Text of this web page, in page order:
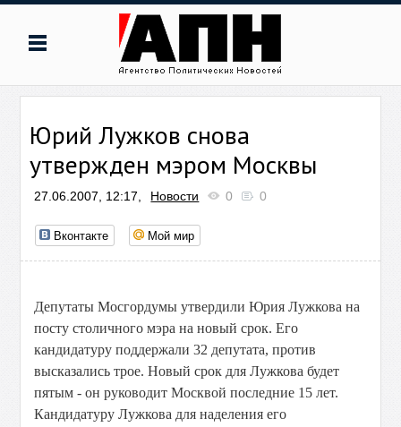
Юрий Лужков снова
утвержден мэром Москвы
27.06.2007, 12:17, Новости 0 0
Вконтакте Мой мир
Депутаты Мосгордумы утвердили Юрия Лужкова на
посту столичного мэра на новый срок. Его
кандидатуру поддержали 32 депутата, против
высказались трое. Новый срок для Лужкова будет
пятым - он руководит Москвой последние 15 лет.
Кандидатуру Лужкова для наделения его